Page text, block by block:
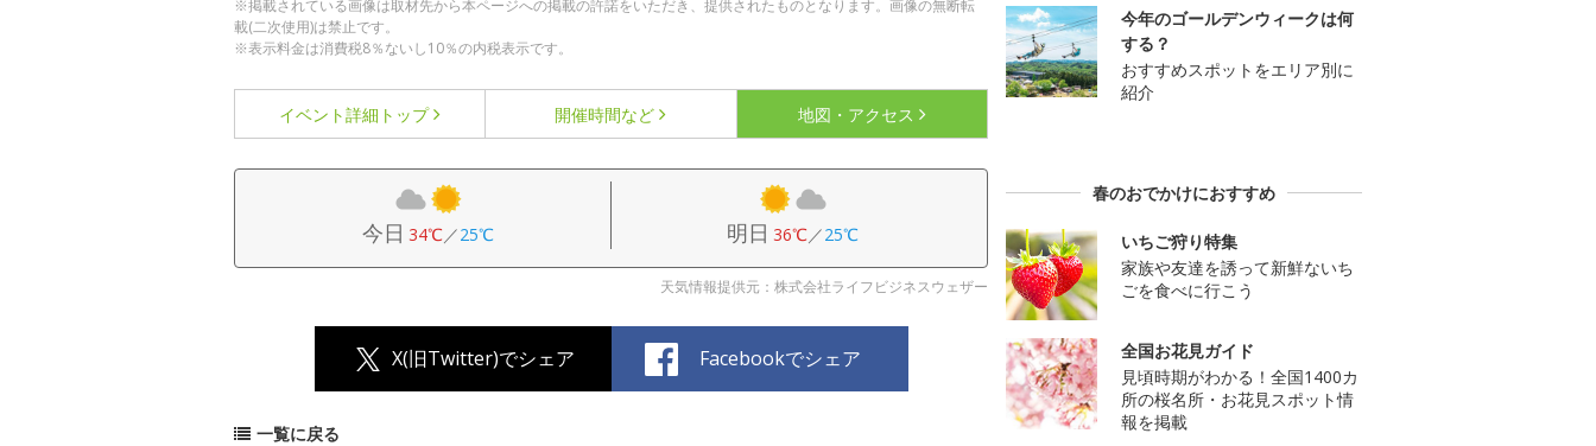
※掲載されている画像は取材先から本ページへの掲載の許諾をいただき、提供されたものとなります。画像の無断転
載(二次使用)は禁止です。
※表示料金は消費税8％ないし10％の内税表示です。
イベント詳細 トップ 開催時間など 地図・アクセス
今日 34℃／25℃ 明日 36℃／25℃
天気情報提供元：株式会社ライフビジネスウェザー
X(旧Twitter)でシェア Facebookでシェア
一覧に戻る
今年のゴールデンウィークは何
する？
おすすめスポットをエリア別に
紹介
春のおでかけにおすすめ
いちご狩り特集
家族や友達を誘って新鮮ないち
ごを食べに行こう
全国お花見ガイド
見頃時期がわかる！全国1400カ
所の桜名所・お花見スポット情
報を掲載